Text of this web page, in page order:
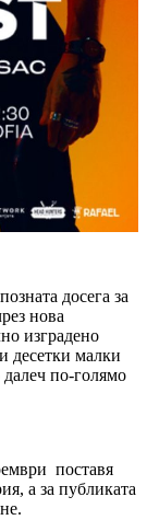
досега за
нова
изградено
десетки малки
по-голямо
поставя
а за публиката